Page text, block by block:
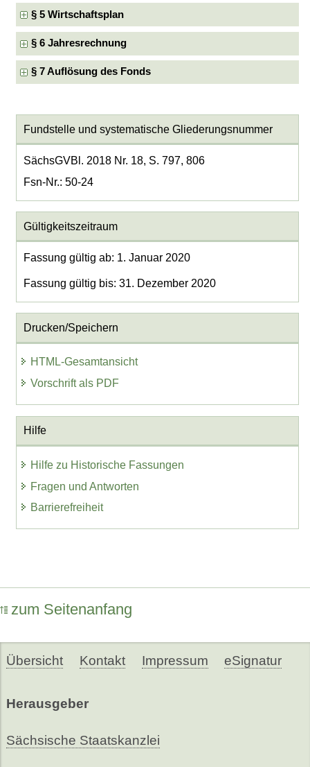
§ 5 Wirtschaftsplan
§ 6 Jahresrechnung
§ 7 Auflösung des Fonds
Fundstelle und systematische Gliederungsnummer
SächsGVBl. 2018 Nr. 18, S. 797, 806
Fsn-Nr.: 50-24
Gültigkeitszeitraum
Fassung gültig ab: 1. Januar 2020
Fassung gültig bis: 31. Dezember 2020
Drucken/Speichern
HTML-Gesamtansicht
Vorschrift als PDF
Hilfe
Hilfe zu Historische Fassungen
Fragen und Antworten
Barrierefreiheit
zum Seitenanfang
Übersicht Kontakt Impressum eSignatur
Herausgeber
Sächsische Staatskanzlei